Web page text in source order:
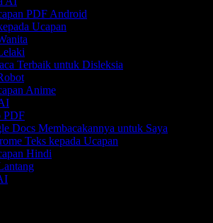
PDF Android
Ucapan
Terbaik untuk Disleksia
Anime
PDF
Docs Membacakannya untuk Saya
Teks kepada Ucapan
Hindi